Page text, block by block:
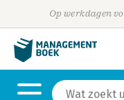
Op werkdagen